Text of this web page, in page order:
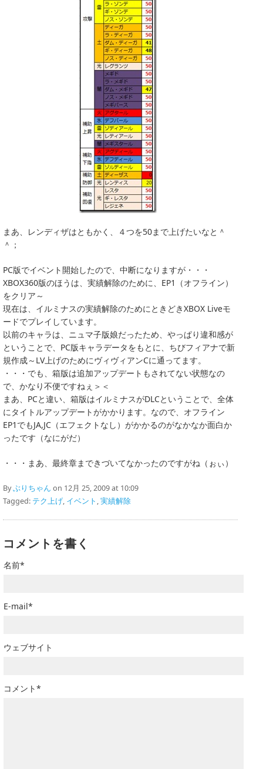
まあ、レンディザはともかく、４つを50まで上げたいなと＾
＾；
PC版でイベント開始したので、中断になりますが・・・
XBOX360版のほうは、実績解除のために、EP1（オフライン）
をクリア～
現在は、イルミナスの実績解除のためにときどきXBOX Liveモ
ードでプレイしています。
以前のキャラは、ニュマ子版娘だったため、やっぱり違和感が
ということで、PC版キャラデータをもとに、ちびフィアナで新
規作成～LV上げのためにヴィヴィアンCに通ってます。
・・・でも、箱版は追加アップデートもされてない状態なの
で、かなり不便ですねぇ＞＜
まあ、PCと違い、箱版はイルミナスがDLCということで、全体
にタイトルアップデートがかかります。なので、オフライン
EP1でもJA,JC（エフェクトなし）がかかるのがなかなか面白か
ったです（なにがだ）
・・・まあ、最終章まできづいてなかったのですがね（ぉぃ）
Byぶりちゃん on 12月 25, 2009 at 10:09
Tagged: テク上げ, イベント ,実績解除
コメントを書く
名前*
E-mail*
ウェブサイト
コメント*